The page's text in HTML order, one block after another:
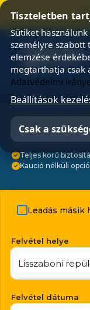
Tiszteletben
Sütiket
személyre
elemzése
megtarthatja csak
Adatvédelmi
Beállítások
Csak a
⭐
Nincsenek rejtett
Teljes körű
Kaució nélküli
Leadás másik
Felvétel helye
Felvétel dátuma